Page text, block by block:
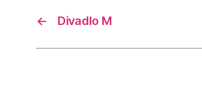
← Divadlo M